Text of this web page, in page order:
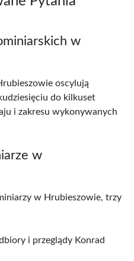
w
oscylują
do kilkuset
i zakresu wykonywanych
w
w Hrubieszowie, trzy
i przeglądy Konrad